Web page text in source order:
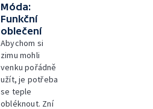
Móda:
Funkční
oblečení
Abychom si
zimu mohli
venku pořádně
užít, je potřeba
se teple
obléknout. Zní